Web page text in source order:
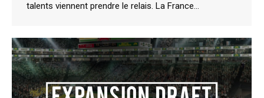
talents viennent prendre le relais. La France…